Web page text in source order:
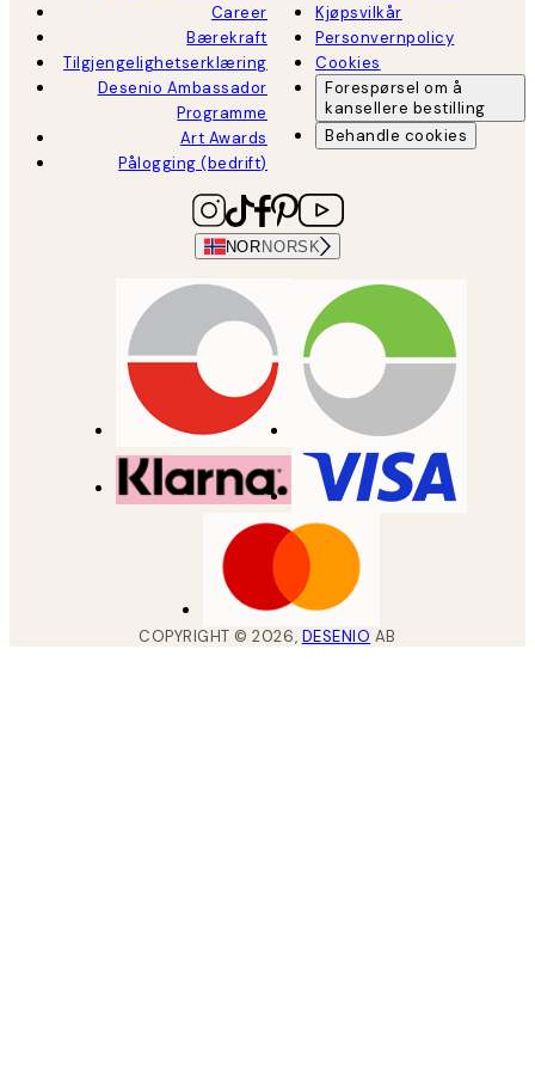
Career
Bærekraft
Tilgjengelighetserklæring
Desenio Ambassador
Programme
Art Awards
Pålogging (bedrift)
Kjøpsvilkår
Personvernpolicy
Cookies
Forespørsel om å
kansellere bestilling
Behandle cookies
NOR NORSK
COPYRIGHT ©2026, DESENIO AB